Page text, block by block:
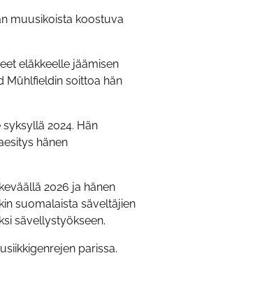
muusikoista koostuva
eläkkeelle jäämisen
Mühlfieldin soittoa hän
2024. Hän
hänen
2026 ja hänen
suomalaista säveltäjien
sävellystyökseen.
parissa.